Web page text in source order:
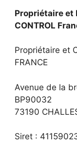
Propriétaire et
CONTROL
Propriétaire et
FRANCE
Avenue de la
BP90032
73190
Siret :